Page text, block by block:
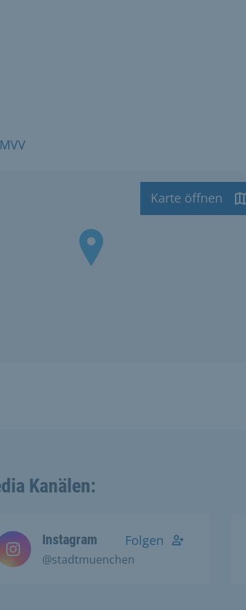
Karte öffnen
Kanälen:
Instagram
@stadtmuenchen
Folgen